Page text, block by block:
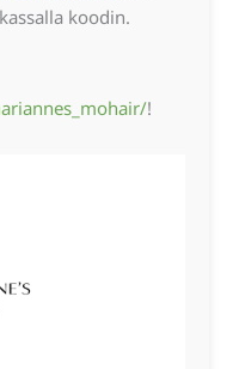
koodin.
!